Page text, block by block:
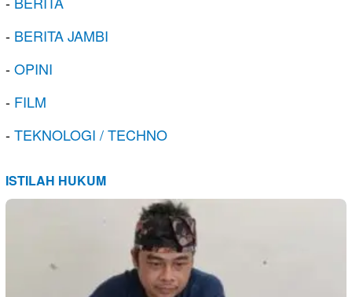
- BERITA JAMBI
-OPINI
- FILM
-TEKNOLOGI / TECHNO
ISTILAH HUKUM